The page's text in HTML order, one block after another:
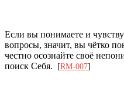
Если вы понимаете и
вопросы, значит, вы чётко
честно осознайте своё
поиск Себя.
[RM-007]